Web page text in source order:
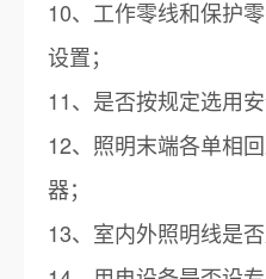
10、工作零线和保护
设置；
11、是否按规定选用安
12、照明末端各单相
器；
13、室内外照明线是